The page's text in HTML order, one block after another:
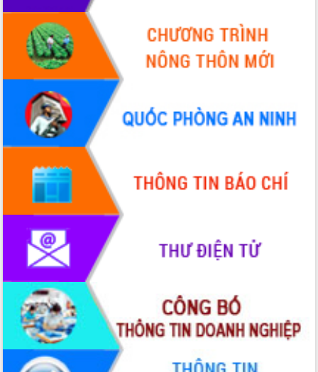
Đắk Lắk công bố Quy hoạch và xúc
tiến đầu tư tỉnh
Ngành cá ngừ Đắk Lắk chủ động thích
ứng để giữ vững thị trường xuất khẩu
Diễn đàn Kinh tế tư nhân Việt Nam đột
phá cơ chế - Hợp tác công tư
Đề án 06 tạo bước ngoặt đột phá trong
cải cách hành chính tỉnh Đắk Lắk
Kết nối tour, đẩy mạnh chuyển đổi số
để phát triển du lịch Đắk Lắk
Khởi động Dự án Đầu tư xây dựng hạ
tầng kỹ thuật Cụm công nghiệp Tân
Gặp mặt các cơ quan báo chí nhân Kỷ
niệm 101 năm Ngày Báo chí Cách
mạng Việt Nam
Đắk Lắk sơ kết 4 năm triển khai thực
hiện Đề án 06 của Chính phủ
Họp báo thông tin về Hội nghị Công bố
Quy hoạch và Xúc tiến đầu tư tỉnh Đắk
Lắk
Khơi thông điểm nghẽn, đẩy nhanh
giải ngân vốn khắc phục thiên tai